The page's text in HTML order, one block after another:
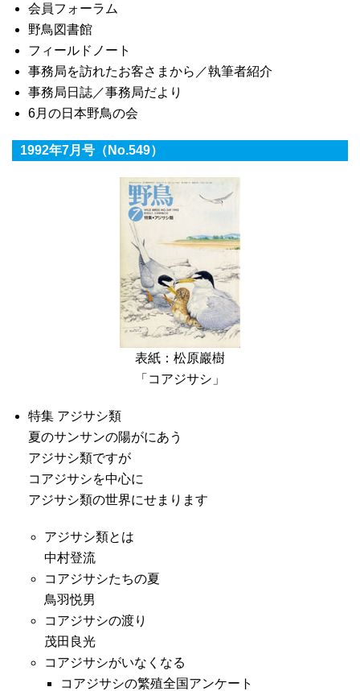
会員フォーラム
野鳥図書館
フィールドノート
事務局を訪れたお客さまから／執筆者紹介
事務局日誌／事務局だより
6月の日本野鳥の会
1992年7月号（No.549）
表紙：松原巖樹
「コアジサシ」
特集 アジサシ類
夏のサンサンの陽がにあう
アジサシ類ですが
コアジサシを中心に
アジサシ類の世界にせまります
アジサシ類とは
中村登流
コアジサシたちの夏
鳥羽悦男
コアジサシの渡り
茂田良光
コアジサシがいなくなる
コアジサシの繁殖全国アンケート